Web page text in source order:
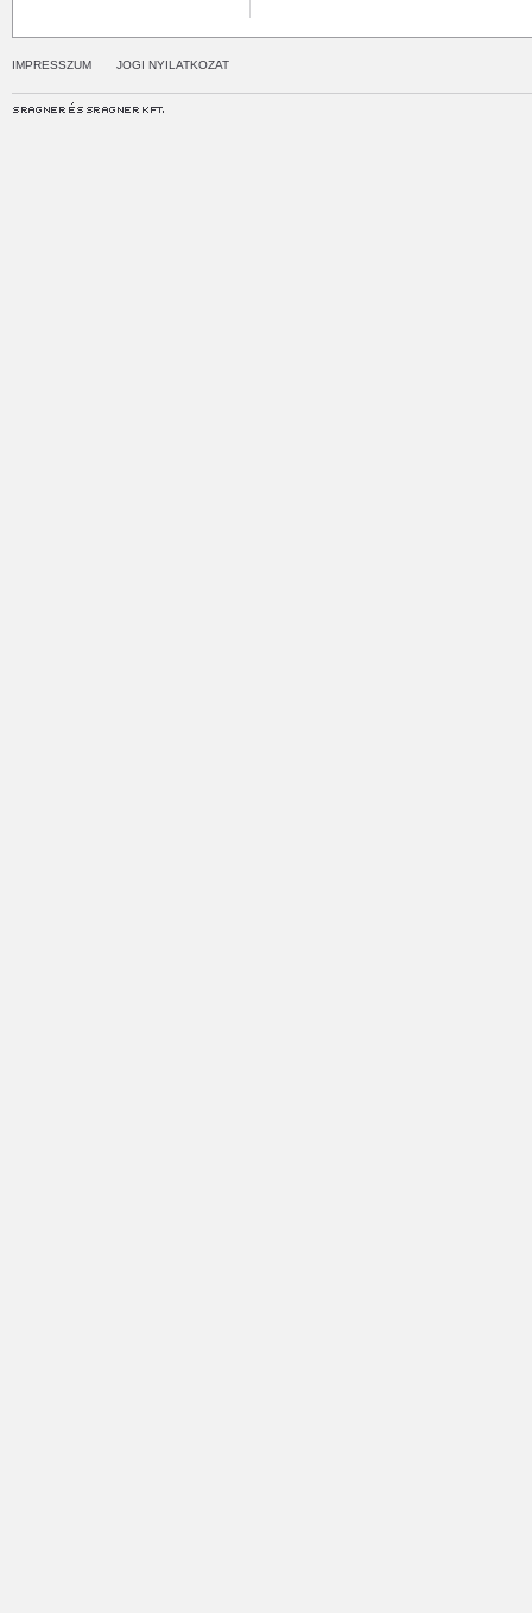
IMPRESSZUM JOGI NYILATKOZAT